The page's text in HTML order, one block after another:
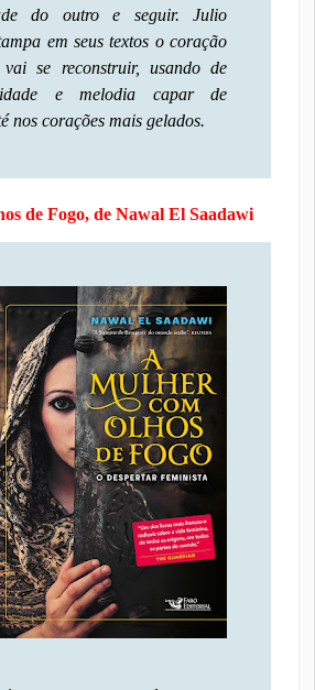
do outro e seguir. Julio
em seus textos o coração
se reconstruir, usando de
e melodia capar de
nos corações mais gelados.
de Fogo, de Nawal El Saadawi